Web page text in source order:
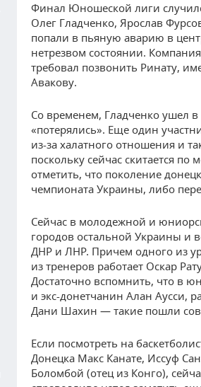
Финал Юношеской лиги
Олег Гладченко, Ярослав
попали в пьяную аварию в
нетрезвом состоянии.
требовал позвонить Ринату,
Авакову.
Со временем, Гладченко ушел
«потерялись». Еще один
из-за халатного отношения и
поскольку сейчас скитается
отметить, что поколение
чемпионата Украины, либо
Сейчас в молодежной и
городов остальной Украины и
ДНР и ЛНР. Причем одного из
из тренеров работает Оскар
Достаточно вспомнить, что в
и экс-донетчанин Алан Аусси,
Дани Шахин — такие пошли
Если посмотреть на
Донецка Макс Канате, Иссуф
Боломбой (отец из Конго),